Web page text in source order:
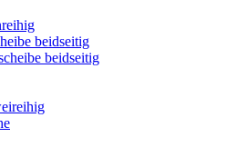
beidseitig
beidseitig